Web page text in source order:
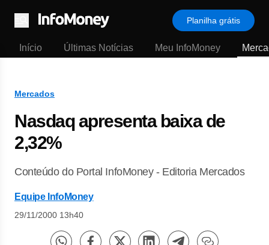
Menu
Planilha grátis
Início Últimas Notícias Meu InfoMoney
Mercados
Nasdaq apresenta baixa de
2,32%
Conteúdo do Portal InfoMoney - Editoria Mercados
Equipe InfoMoney
29/11/2000 13h40